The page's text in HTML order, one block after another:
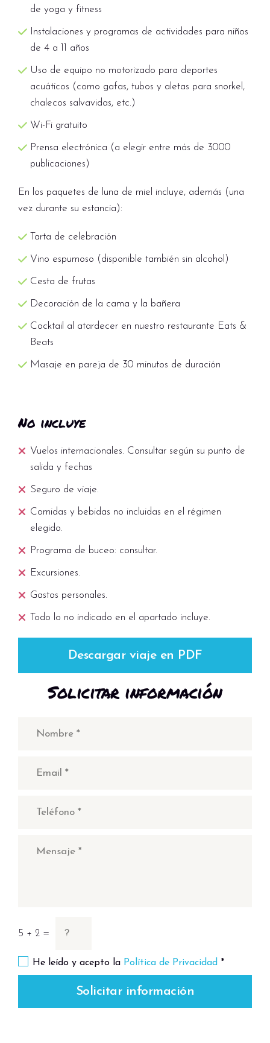
estos restaurantes.
conocer la isla y realizar algunas de las
actividades opcionales que organizamos en
destino.
Disfrute de todo lo que Maldivas puede
excursiones….
Descubra y disfrute del entorno, ya sea con
le ofrecemos en destino, como una excursión
memorable a una isla vecina, un viaje privado
o un tour de avistamiento de delfines.
de yoga y fitness
Instalaciones y programas de actividades para niños
de 4 a 11 años
Uso de equipo no motorizado para deportes
acuáticos (como gafas, tubos y aletas para snorkel,
chalecos salvavidas, etc.)
Wi-Fi gratuito
Prensa electrónica (a elegir entre más de 3000
publicaciones)
En los paquetes de luna de miel incluye, además (una
vez durante su estancia):
Tarta de celebración
Vino espumoso (disponible también sin alcohol)
Cesta de frutas
Decoración de la cama y la bañera
Cocktail al atardecer en nuestro restaurante Eats &
Beats
Masaje en pareja de 30 minutos de duración
No incluye
Vuelos internacionales. Consultar según su punto de
salida y fechas
Seguro de viaje.
Comidas y bebidas no incluidas en el régimen
elegido.
Programa de buceo: consultar.
Excursiones.
Gastos personales.
Todo lo no indicado en el apartado incluye.
Descargar viaje en PDF
Solicitar información
5 + 2 =
He leído y acepto la Política de Privacidad *
Solicitar información